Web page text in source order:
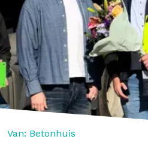
Van: Betonhuis